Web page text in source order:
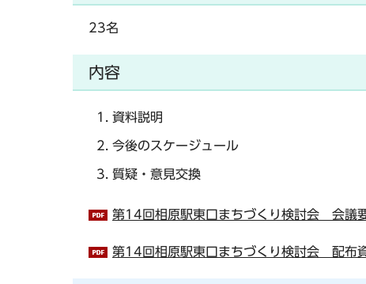
23名
内容
資料説明
今後のスケージュール
質疑・意見交換
第14回相原駅東口まちづくり検討会 会議
第14回相原駅東口まちづくり検討会 配布